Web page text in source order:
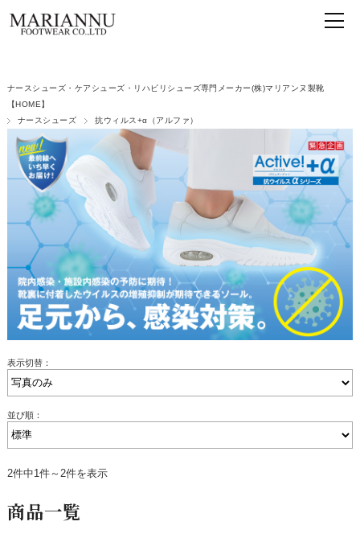
ナースシューズ・ケアシューズ・リハビリシューズ専門メーカー(株)マリアンヌ製靴
【HOME】
ナースシューズ
抗ウィルス+α（アルファ）
表示切替：
並び順：
2件中1件～2件を表示
商品一覧